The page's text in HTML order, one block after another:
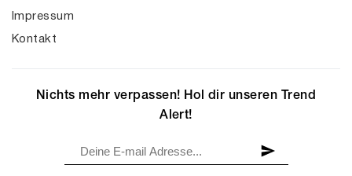
Impressum
Kontakt
Nichts mehr verpassen! Hol dir unseren Trend
Alert!